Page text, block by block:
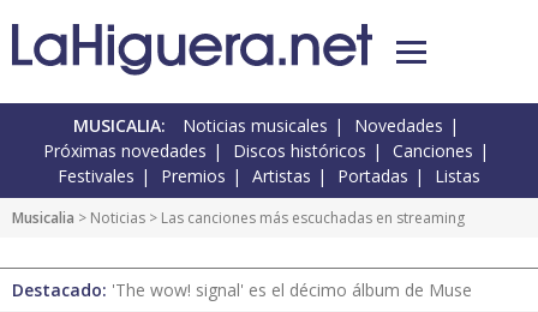
MUSICALIA: Noticias musicales
Novedades
Próximas novedades
Discos históricos
Canciones
Festivales
Premios Artistas Portadas Listas
Musicalia > Noticias > Las canciones más escuchadas en streaming
Destacado: 'The wow! signal' es el décimo álbum de Muse